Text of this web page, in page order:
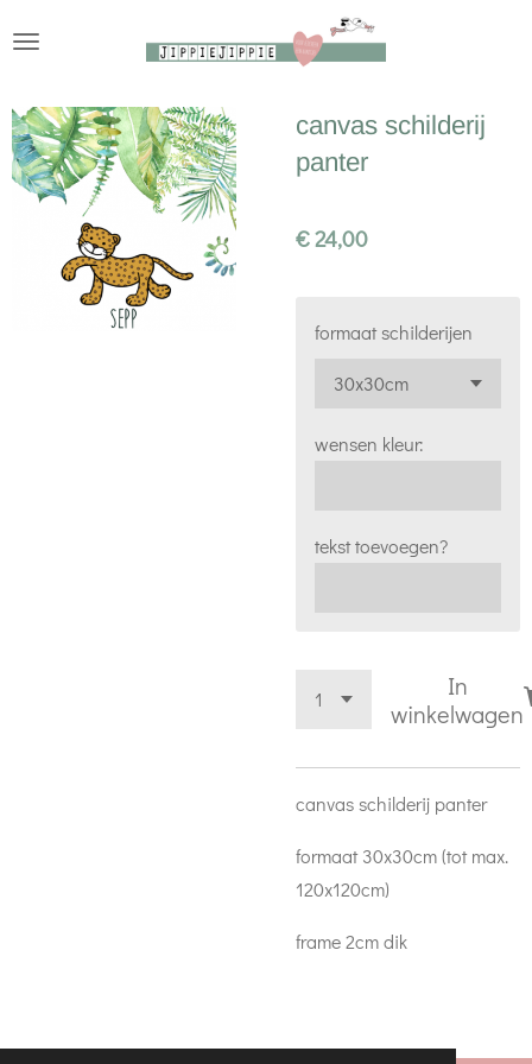
de
hoofdinhoud
canvas schilderij
panter
€ 24,00
formaat schilderijen
wensen kleur:
tekst toevoegen?
In
winkelwagen
canvas schilderij panter
formaat 30x30cm (tot max.
120x120cm)
frame 2cm dik